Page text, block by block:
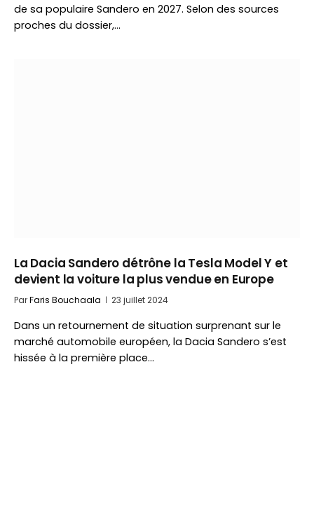
de sa populaire Sandero en 2027. Selon des sources
proches du dossier,…
La Dacia Sandero détrône la Tesla Model Y et
devient la voiture la plus vendue en Europe
ParFaris Bouchaala 23 juillet 2024
Dans un retournement de situation surprenant sur le
marché automobile européen, la Dacia Sandero s’est
hissée à la première place…